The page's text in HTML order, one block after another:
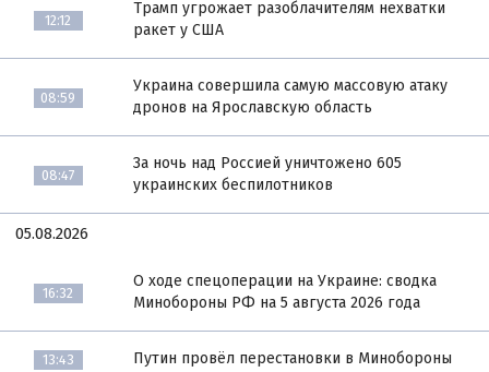
12:12
Трамп угрожает разоблачителям нехватки
ракет у США
08:59
Украина совершила самую массовую атаку
дронов на Ярославскую область
08:47
За ночь над Россией уничтожено 605
украинских беспилотников
05.08.2026
16:32
О ходе спецоперации на Украине: сводка
Минобороны РФ на 5 августа 2026 года
13:43 Путин провёл перестановки в Минобороны